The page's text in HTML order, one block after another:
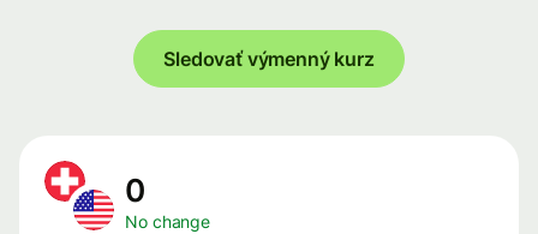
Sledovať výmenný kurz
0
No change